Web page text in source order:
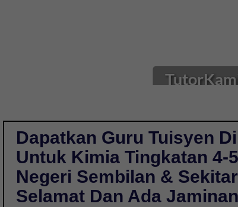
Dapatkan Guru Tuisyen
Untuk Kimia Tingkatan 4-
Negeri Sembilan &
Selamat Dan Ada